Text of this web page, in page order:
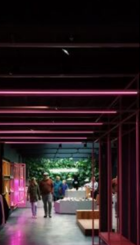
Tiktok live boxen
€66.15
aan winkelwagen